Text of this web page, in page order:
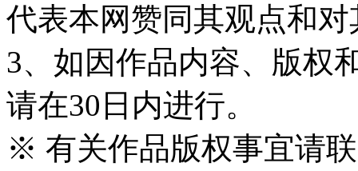
代表本网赞同其观点和
3、如因作品内容、版权
请在30日内进行。
※ 有关作品版权事宜请